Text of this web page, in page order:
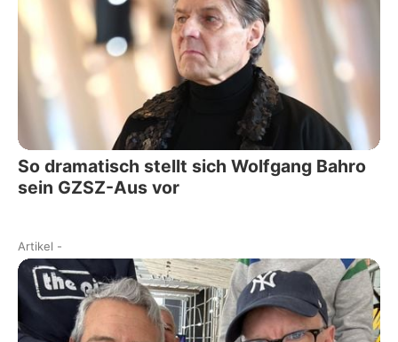
So dramatisch stellt sich Wolfgang Bahro
sein GZSZ-Aus vor
Artikel -